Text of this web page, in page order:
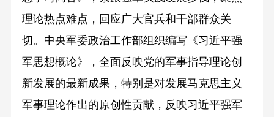
理论热点难点，回应广大官兵和干部群众关
切。中央军委政治工作部组织编写《习近平强
军思想概论》，全面反映党的军事指导理论创
新发展的最新成果，特别是对发展马克思主义
军事理论作出的原创性贡献，反映习近平强军